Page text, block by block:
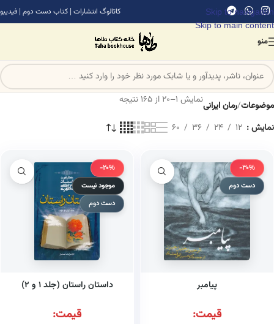
Skip to navigation
Skip to main content
کاتالوگ انتشارات | کتاب دست دوم | فیدیبو
منو
موضوعات/رمان ایرانینمایش 1–20 از 165 نتیجه
نمایش 12
24
36
60
-30%
دست دوم
پیامبر
قیمت:
-20%
موجود نیست
دست دوم
داستان راستان (جلد ۱ و ۲)
قیمت: